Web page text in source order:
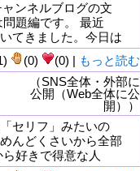
ンネルブログの文
題編です。 最近
てきました。今日は
(0) (0) | もっと読む
（SNS全体・外部に
公開（Web全体に公
開））
セリフ」みたいの
んどくさいから全部
好きで得意な人